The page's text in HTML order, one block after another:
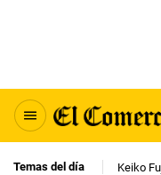
Temas del día Keiko